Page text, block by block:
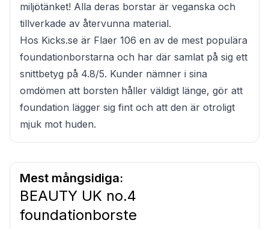
miljötänket! Alla deras borstar är veganska och
tillverkade av återvunna material.
Hos Kicks.se är Flaer 106 en av de mest populära
foundationborstarna och har där samlat på sig ett
snittbetyg på 4.8/5. Kunder nämner i sina
omdömen att borsten håller väldigt länge, gör att
foundation lägger sig fint och att den är otroligt
mjuk mot huden.
Mest mångsidiga:
BEAUTY UK no.4
foundationborste